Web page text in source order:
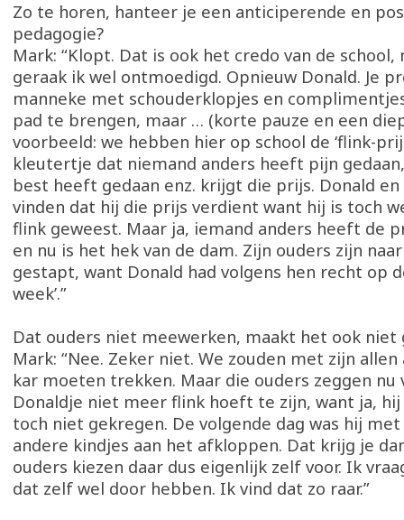
Zo te horen, hanteer je een anticiperende en
pedagogie?
Mark: “Klopt. Dat is ook het credo van de school,
geraak ik wel ontmoedigd. Opnieuw Donald. Je
manneke met schouderklopjes en
pad te brengen, maar … (korte pauze en een
voorbeeld: we hebben hier op school de ‘flink-
kleutertje dat niemand anders heeft pijn
best heeft gedaan enz. krijgt die prijs. Donald
vinden dat hij die prijs verdient want hij is toch
flink geweest. Maar ja, iemand anders heeft de
en nu is het hek van de dam. Zijn ouders zijn
gestapt, want Donald had volgens hen recht op
week’.”
Dat ouders niet meewerken, maakt het ook niet
Mark: “Nee. Zeker niet. We zouden met zijn
kar moeten trekken. Maar die ouders zeggen nu
Donaldje niet meer flink hoeft te zijn, want ja,
toch niet gekregen. De volgende dag was hij
andere kindjes aan het afkloppen. Dat krijg je
ouders kiezen daar dus eigenlijk zelf voor. Ik
dat zelf wel door hebben. Ik vind dat zo raar.”